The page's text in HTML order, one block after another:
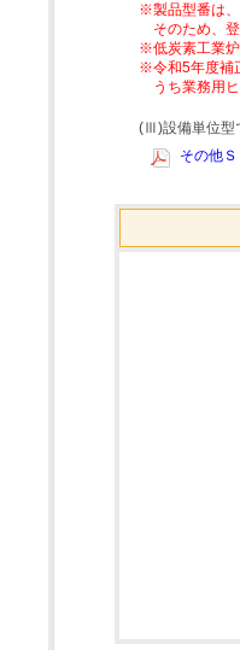
※製品型番は
そのため、
※低炭素工業
※令和5年度補
うち業務用
(Ⅲ)設備単位型
その他